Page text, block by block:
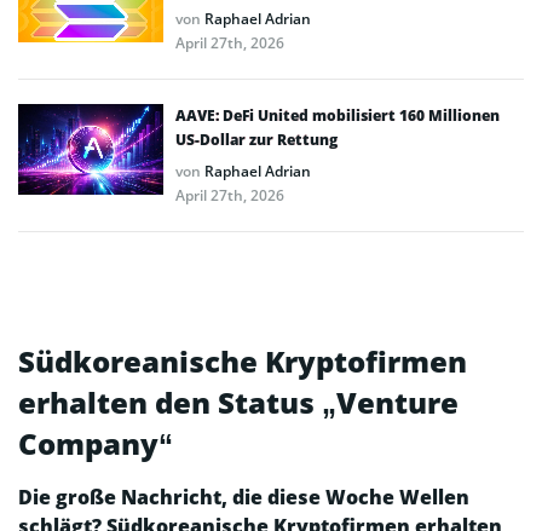
von Raphael Adrian
April 27th, 2026
AAVE: DeFi United mobilisiert 160 Millionen
US-Dollar zur Rettung
von Raphael Adrian
April 27th, 2026
Südkoreanische Kryptofirmen
erhalten den Status „Venture
Company“
Die große Nachricht, die diese Woche Wellen